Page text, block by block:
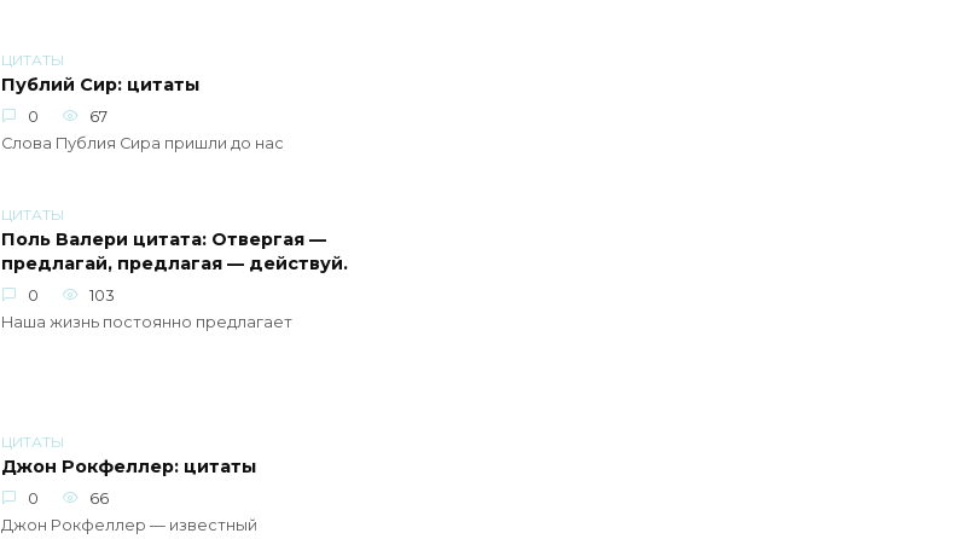
ЦИТАТЫ
Публий Сир: цитаты
0
67
Слова Публия Сира пришли до нас
ЦИТАТЫ
Поль Валери цитата: Отвергая —
предлагай, предлагая — действуй.
0
103
Наша жизнь постоянно предлагает
ЦИТАТЫ
Джон Рокфеллер: цитаты
0
66
Джон Рокфеллер — известный